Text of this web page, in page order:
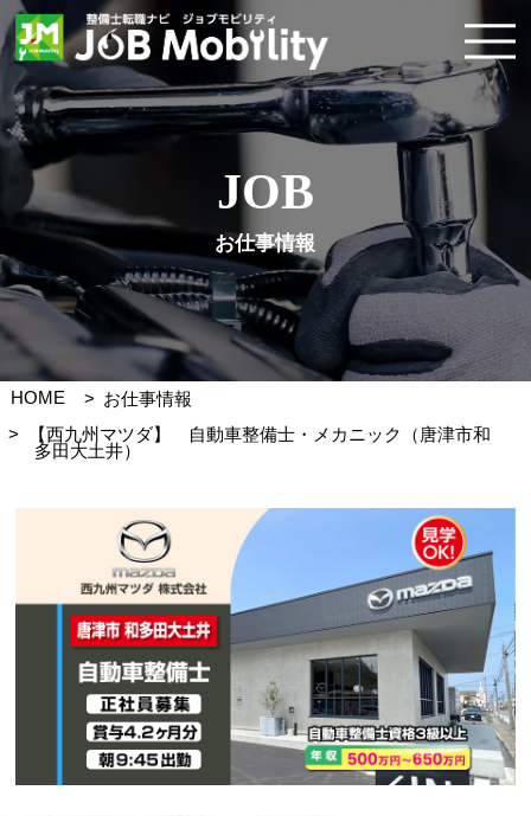
JOB
お仕事情報
HOME
お仕事情報
【西九州マツダ】 自動車整備士・メカニック（唐津市和
多田大土井）